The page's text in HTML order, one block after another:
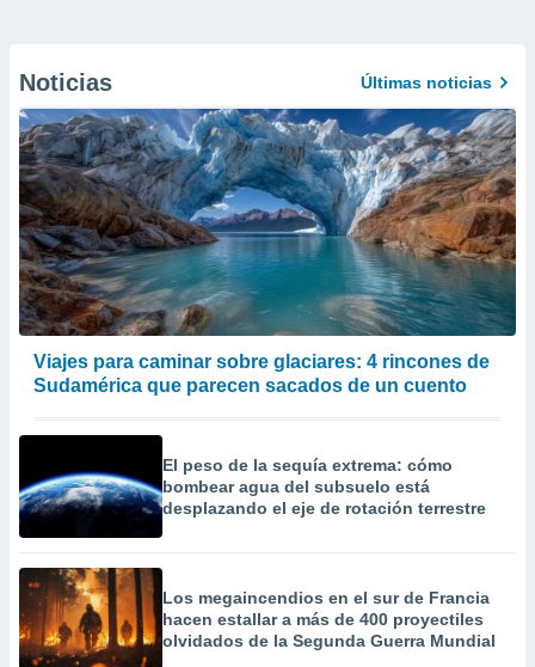
Noticias Últimas noticias
Viajes para caminar sobre glaciares: 4 rincones de
Sudamérica que parecen sacados de un cuento
El peso de la sequía extrema: cómo
bombear agua del subsuelo está
desplazando el eje de rotación terrestre
Los megaincendios en el sur de Francia
hacen estallar a más de 400 proyectiles
olvidados de la Segunda Guerra Mundial